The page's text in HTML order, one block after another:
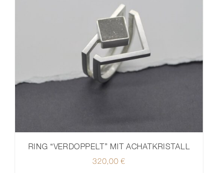
RING “VERDOPPELT” MIT ACHATKRISTALL
320,00 €